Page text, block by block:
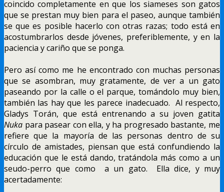
coincido completamente en que los siameses son gatos
que se prestan muy bien para el paseo, aunque también
se que es posible hacerlo con otras razas; todo está en
acostumbrarlos desde jóvenes, preferiblemente, y en la
paciencia y cariño que se ponga.
Pero así como me he encontrado con muchas personas
que se asombran, muy gratamente, de ver a un gato
paseando por la calle o el parque, tomándolo muy bien,
también las hay que les parece inadecuado. Al respecto,
Gladys Torán, que está entrenando a su joven gatita
Nuka para pasear con ella, y ha progresado bastante, me
refiere que la mayoría de las personas dentro de su
círculo de amistades, piensan que está confundiendo la
educación que le está dando, tratándola más como a un
seudo-perro que como a un gato. Ella dice, y muy
acertadamente: